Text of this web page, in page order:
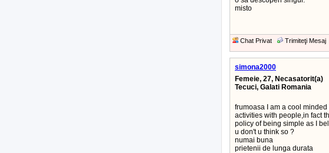
misto
Chat Privat Trimiteţi Mesaj
simona2000
Femeie, 27, Necasatorit(a)
Tecuci, Galati Romania
frumoasa I am a cool
activities with people,in fact
policy of being simple as I
u don't u think so ?
numai buna
prietenii de lunga durata